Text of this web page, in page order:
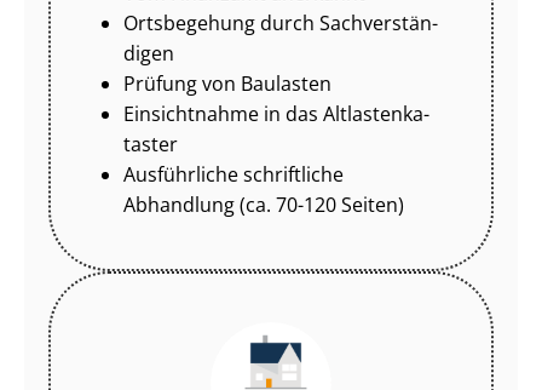
Ortsbegehung durch Sach­ver­stän­
di­gen
Prüfung von Baulasten
Einsichtnahme in das Alt­las­ten­ka­
tas­ter
Ausführliche schriftliche
Abhandlung (ca. 70-120 Seiten)